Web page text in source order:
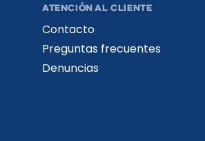
ATENCIÓN AL CLIENTE
Contacto
Preguntas frecuentes
Denuncias